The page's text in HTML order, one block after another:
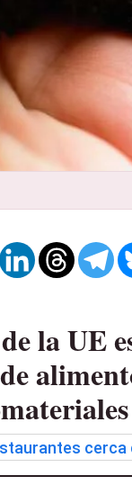
la UE
cerca